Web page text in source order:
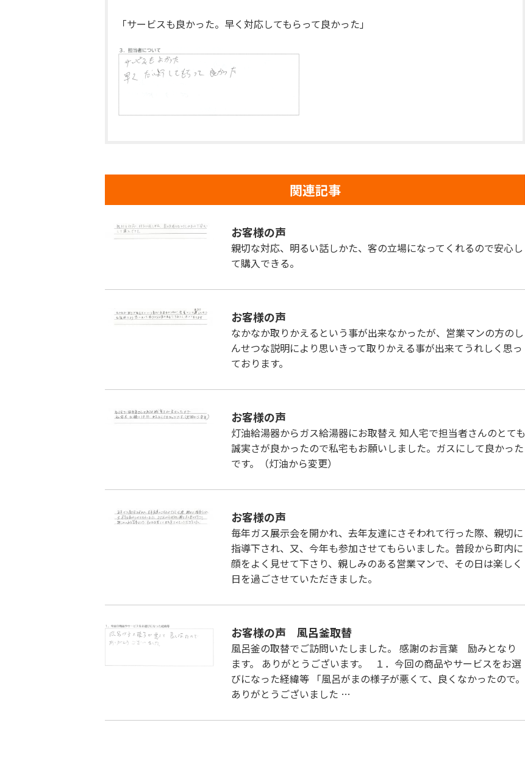
「サービスも良かった。早く対応してもらって良かった」
関連記事
お客様の声
親切な対応、明るい話しかた、客の立場になってくれるので安心し
て購入できる。
お客様の声
なかなか取りかえるという事が出来なかったが、営業マンの方のし
んせつな説明により思いきって取りかえる事が出来てうれしく思っ
ております。
お客様の声
灯油給湯器からガス給湯器にお取替え 知人宅で担当者さんのとても
誠実さが良かったので私宅もお願いしました。ガスにして良かった
です。（灯油から変更）
お客様の声
毎年ガス展示会を開かれ、去年友達にさそわれて行った際、親切に
指導下され、又、今年も参加させてもらいました。普段から町内に
顔をよく見せて下さり、親しみのある営業マンで、その日は楽しく
日を過ごさせていただきました。
お客様の声 風呂釜取替
風呂釜の取替でご訪問いたしました。 感謝のお言葉 励みとなり
ます。 ありがとうございます。 １．今回の商品やサービスをお選
びになった経緯等 「風呂がまの様子が悪くて、良くなかったので。
ありがとうございました …